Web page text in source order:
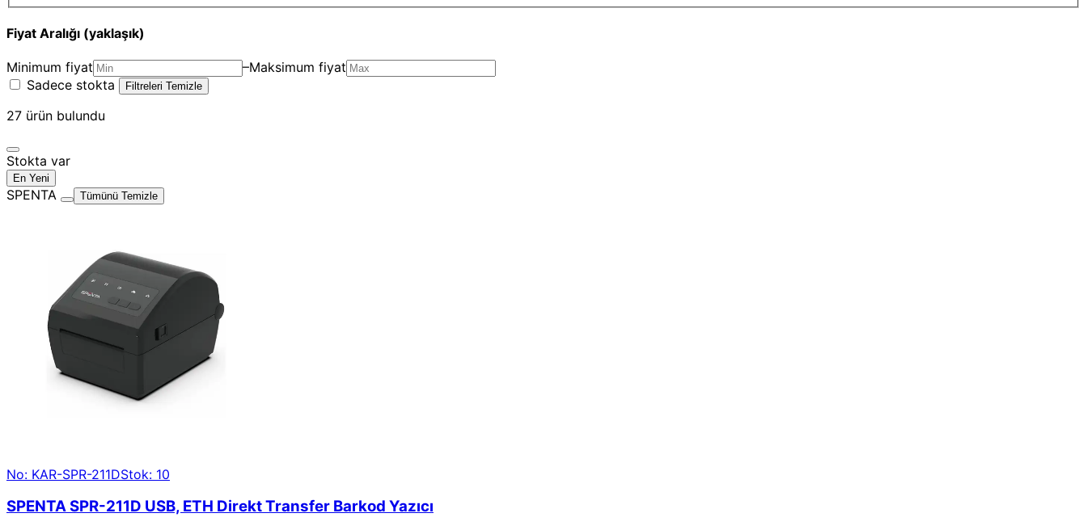
Fiyat Aralığı (yaklaşık)
Minimum fiyat –Maksimum fiyat
Sadece stokta
Filtreleri Temizle
27 ürün bulundu
Stokta var
En Yeni
SPENTA Tümünü Temizle
No: KAR-SPR-211DStok: 10
SPENTA SPR-211D USB, ETH Direkt Transfer Barkod Yazıcı